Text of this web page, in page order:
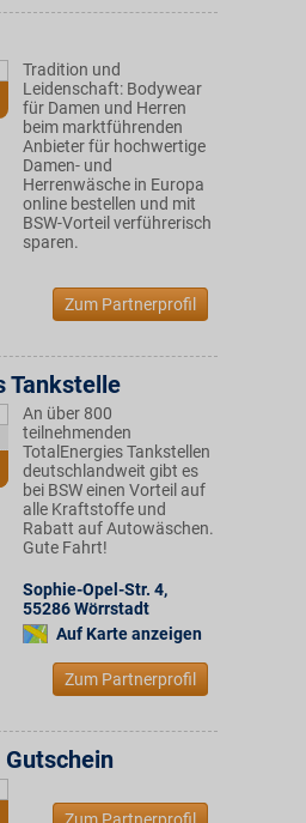
Tradition und
Leidenschaft: Bodywear
für Damen und Herren
beim marktführenden
Anbieter für hochwertige
Damen- und
Herrenwäsche in Europa
online bestellen und mit
BSW-Vorteil verführerisch
sparen.
Zum Partnerprofil
Tankstelle
An über 800
teilnehmenden
TotalEnergies Tankstellen
deutschlandweit gibt es
bei BSW einen Vorteil auf
alle Kraftstoffe und
Rabatt auf Autowäschen.
Gute Fahrt!
Sophie-Opel-Str. 4,
55286Wörrstadt
Auf Karte anzeigen
Zum Partnerprofil
Gutschein